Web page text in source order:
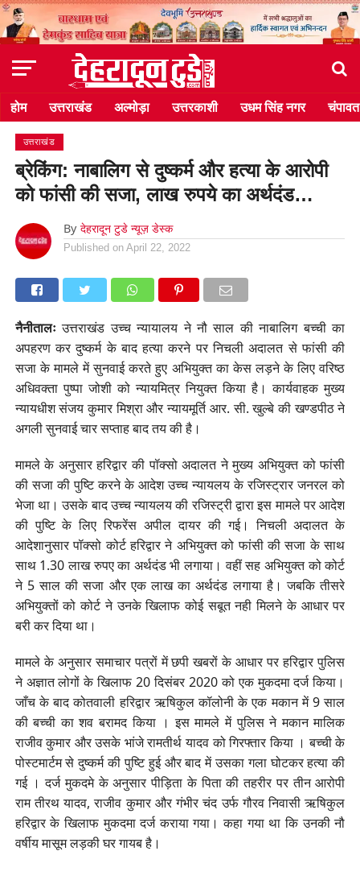
होम उत्तराखंड अल्मोड़ा उत्तरकाशी उधम सिंह नगर चंपावत
उत्तराखंड
ब्रेकिंग: नाबालिग से दुष्कर्म और हत्या के आरोपी
को फांसी की सजा, लाख रुपये का अर्थदंड…
By देहरादून टुडे न्यूज़ डेस्क
Published on April 22, 2022
नैनीतालःउत्तराखंड उच्च न्यायालय ने नौ साल की नाबालिग बच्ची का
अपहरण कर दुष्कर्म के बाद हत्या करने पर निचली अदालत से फांसी की
सजा के मामले में सुनवाई करते हुए अभियुक्त का केस लड़ने के लिए वरिष्ठ
अधिवक्ता पुष्पा जोशी को न्यायमित्र नियुक्त किया है। कार्यवाहक मुख्य
न्यायधीश संजय कुमार मिश्रा और न्यायमूर्ति आर. सी. खुल्बे की खण्डपीठ ने
अगली सुनवाई चार सप्ताह बाद तय की है।
मामले के अनुसार हरिद्वार की पॉक्सो अदालत ने मुख्य अभियुक्त को फांसी
की सजा की पुष्टि करने के आदेश उच्च न्यायलय के रजिस्ट्रार जनरल को
भेजा था। उसके बाद उच्च न्यायलय की रजिस्ट्री द्वारा इस मामले पर आदेश
की पुष्टि के लिए रिफरेंस अपील दायर की गई। निचली अदालत के
आदेशानुसार पॉक्सो कोर्ट हरिद्वार ने अभियुक्त को फांसी की सजा के साथ
साथ 1.30 लाख रुपए का अर्थदंड भी लगाया। वहीं सह अभियुक्त को कोर्ट
ने 5 साल की सजा और एक लाख का अर्थदंड लगाया है। जबकि तीसरे
अभियुक्तों को कोर्ट ने उनके खिलाफ कोई सबूत नही मिलने के आधार पर
बरी कर दिया था।
मामले के अनुसार समाचार पत्रों में छपी खबरों के आधार पर हरिद्वार पुलिस
ने अज्ञात लोगों के खिलाफ 20 दिसंबर 2020 को एक मुकदमा दर्ज किया।
जाँच के बाद कोतवाली हरिद्वार ऋषिकुल कॉलोनी के एक मकान में 9 साल
की बच्ची का शव बरामद किया । इस मामले में पुलिस ने मकान मालिक
राजीव कुमार और उसके भांजे रामतीर्थ यादव को गिरफ्तार किया । बच्ची के
पोस्टमार्टम से दुष्कर्म की पुष्टि हुई और बाद में उसका गला घोटकर हत्या की
गई । दर्ज मुकदमे के अनुसार पीड़िता के पिता की तहरीर पर तीन आरोपी
राम तीरथ यादव, राजीव कुमार और गंभीर चंद उर्फ गौरव निवासी ऋषिकुल
हरिद्वार के खिलाफ मुकदमा दर्ज कराया गया। कहा गया था कि उनकी नौ
वर्षीय मासूम लड़की घर गायब है।